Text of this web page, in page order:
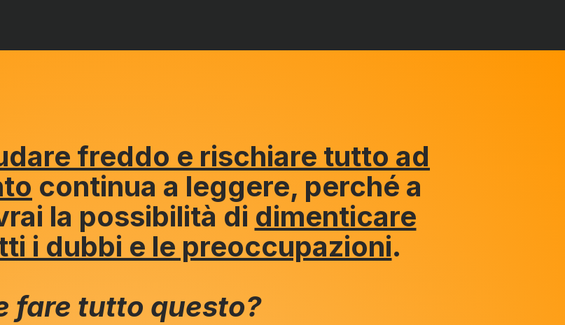
freddo e rischiare tutto ad
continua a leggere, perché a
la possibilità di dimenticare
i dubbi e le preoccupazioni.
fare tutto questo?